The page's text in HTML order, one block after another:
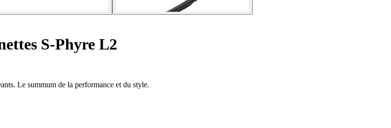
S-Phyre L2
Le summum de la performance et du style.